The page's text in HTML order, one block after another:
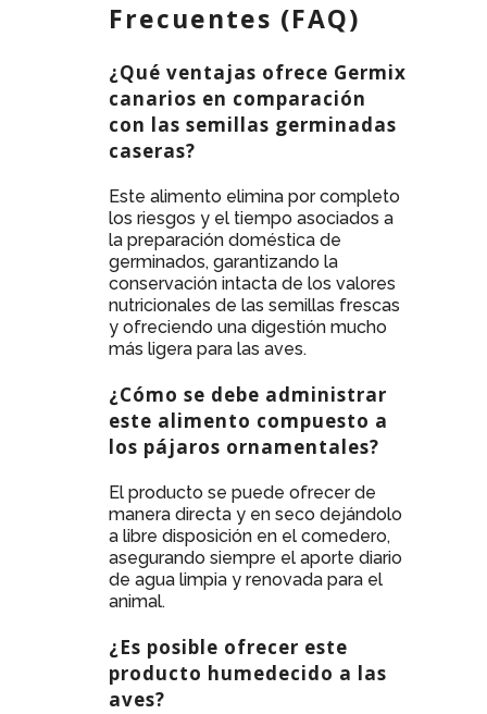
Frecuentes (FAQ)
¿Qué ventajas ofrece Germix
canarios en comparación
con las semillas germinadas
caseras?
Este alimento elimina por completo
los riesgos y el tiempo asociados a
la preparación doméstica de
germinados, garantizando la
conservación intacta de los valores
nutricionales de las semillas frescas
y ofreciendo una digestión mucho
más ligera para las aves.
¿Cómo se debe administrar
este alimento compuesto a
los pájaros ornamentales?
El producto se puede ofrecer de
manera directa y en seco dejándolo
a libre disposición en el comedero,
asegurando siempre el aporte diario
de agua limpia y renovada para el
animal.
¿Es posible ofrecer este
producto humedecido a las
aves?